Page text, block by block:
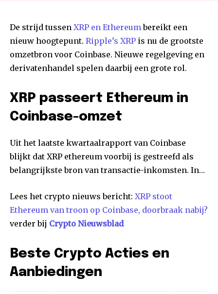
De strijd tussen XRP en Ethereum bereikt een
nieuw hoogtepunt. Ripple’s XRP is nu de grootste
omzetbron voor Coinbase. Nieuwe regelgeving en
derivatenhandel spelen daarbij een grote rol.
XRP passeert Ethereum in
Coinbase-omzet
Uit het laatste kwartaalrapport van Coinbase
blijkt dat XRP ethereum voorbij is gestreefd als
belangrijkste bron van transactie-inkomsten. In…
Lees het crypto nieuws bericht: XRP stoot
Ethereum van troon op Coinbase, doorbraak nabij?
verder bij Crypto Nieuwsblad
Beste Crypto Acties en
Aanbiedingen